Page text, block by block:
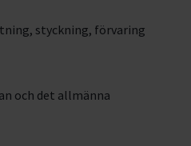
styckning, förvaring
och det allmänna